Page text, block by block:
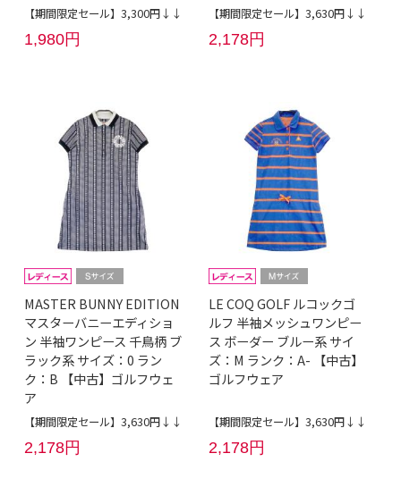
【期間限定セール】3,300円↓↓
1,980円
【期間限定セール】3,630円↓↓
2,178円
MASTER BUNNY EDITION
マスターバニーエディショ
ン 半袖ワンピース 千鳥柄 ブ
ラック系 サイズ：0 ラン
ク：B 【中古】ゴルフウェ
ア
【期間限定セール】3,630円↓↓
2,178円
LE COQ GOLF ルコックゴ
ルフ 半袖メッシュワンピー
ス ボーダー ブルー系 サイ
ズ：M ランク：A- 【中古】
ゴルフウェア
【期間限定セール】3,630円↓↓
2,178円